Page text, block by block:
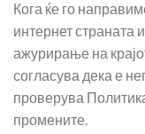
Кога ќе го
интернет страната
ажурирање на
согласува дека е
проверува
промените.